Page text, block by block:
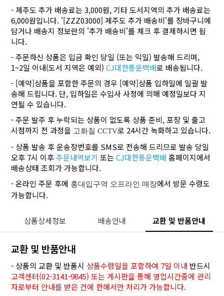
- 제주도 추가 배송료는 3,000원, 기타 도서지역의 추가 배송료는
6,000원입니다. '[ZZZ03000] 제주도 추가 배송비'를 장바구니에
담거나 배송지 정보란의 '추가 배송비'를 체크 후 결제하시면 됩
니다.
- 주문하신 상품은 입금 확인 당일 (또는 익일) 발송해 드리며,
1~2일 이내(도서 지역은 예외)CJ대한통운택배로 배송됩니다.
- [예약]상품을 포함한 주문의 경우 [예약]상품 입하일에 일괄 발
송해 드립니다. 단, 입하일은 수입사 사정에 의해 예정일보다 지
연될 수 있습니다.
- 주문 발주 후 누락되는 상품이 없도록 상품 준비, 포장 및 출고
시점까지 전 과정을 고화질 CCTV로 24시간 녹화하고 있습니다.
- 상품 발송 후 운송장번호를 SMS로 전송해 드리므로 발송 당일
오후 7시 이후주문내역보기 또는CJ대한통운택배 홈페이지에서
배송상태 조회가 가능합니다.
- 온라인 주문 후에 홍대입구역 오프라인 매장에서 방문 수령도
가능합니다.
상품상세정보 배송안내 교환 및 반품안내
교환 및 반품안내
- 상품의 교환 및 반품시 상품수령일을 포함하여 7일 이내 반드시
고객센터(02-3141-9845) 또는 게시판을 통해 영업시간중에 관리
자로부터 안내를 받은 건에 한해서만 처리가 가능합니다.